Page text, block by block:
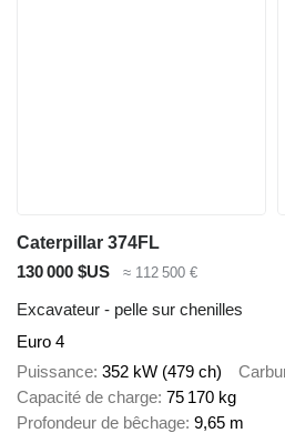
Caterpillar 374FL
130 000 $US
≈ 112 500 €
Excavateur - pelle sur chenilles
Euro 4
Puissance 352 kW (479 ch)
Capacité de charge 75 170 kg
Profondeur de bêchage 9,65 m